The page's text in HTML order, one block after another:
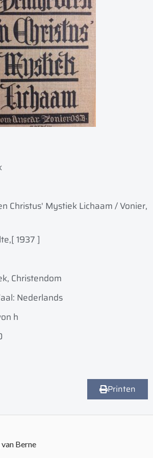
Christus' Mystiek Lichaam / Vonier,
[ 1937 ]
Christendom
Nederlands
h
Printen
Berne